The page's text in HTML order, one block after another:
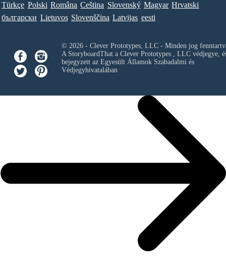
Türkçe Polski Româna Ceština Slovenský Magyar Hrvatski
български Lietuvos Slovenščina Latvijas eesti
© 2026 - Clever Prototypes, LLC - Minden jog
A StoryboardThat a Clever Prototypes , LLCvédjegye,
bejegyzett az Egyesült Államok Szabadalmi és
Védjegyhivatalában